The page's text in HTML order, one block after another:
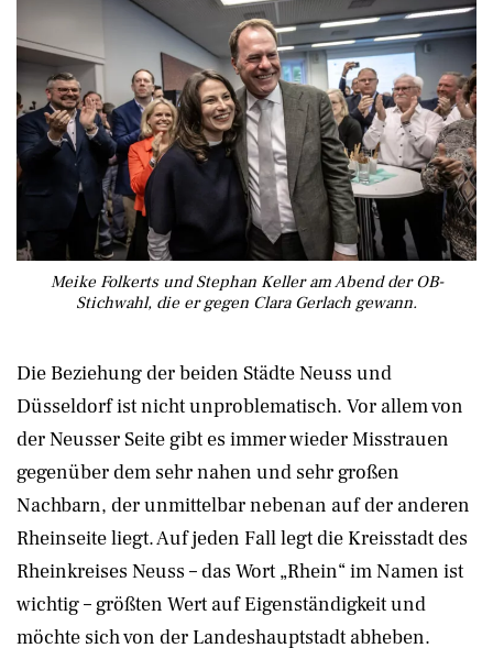
Meike Folkerts und Stephan Keller am Abend der OB-
Stichwahl, die er gegen Clara Gerlach gewann.
Die Beziehung der beiden Städte Neuss und
Düsseldorf ist nicht unproblematisch. Vor allem von
der Neusser Seite gibt es immer wieder Misstrauen
gegenüber dem sehr nahen und sehr großen
Nachbarn, der unmittelbar nebenan auf der anderen
Rheinseite liegt. Auf jeden Fall legt die Kreisstadt des
Rheinkreises Neuss – das Wort „Rhein“ im Namen ist
wichtig – größten Wert auf Eigenständigkeit und
möchte sich von der Landeshauptstadt abheben.